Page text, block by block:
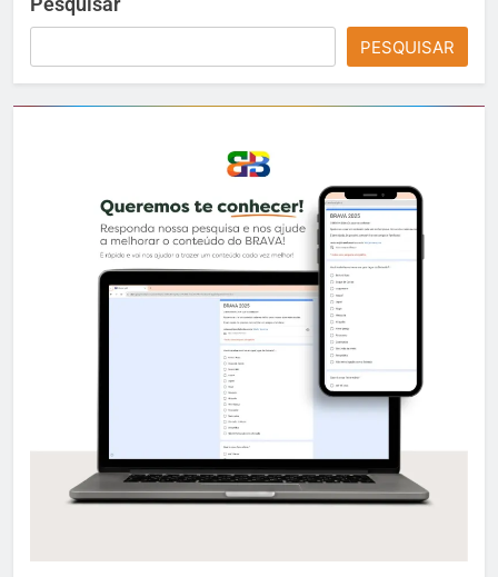
PESQUISAR